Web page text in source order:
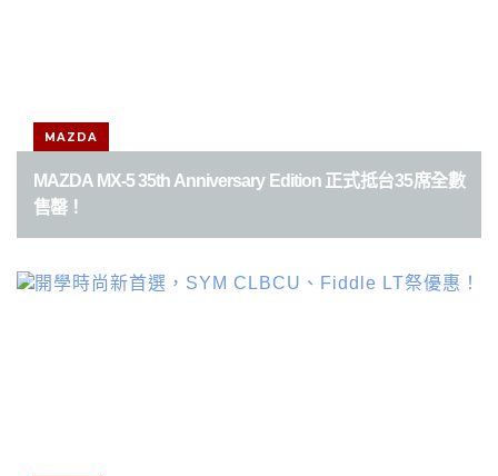
MAZDA
MAZDA MX-5 35th Anniversary Edition 正式抵台35席全數
售罄！